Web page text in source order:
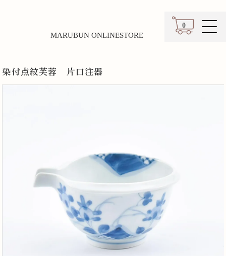
0
カート
MARUBUN ONLINESTORE
染付点紋芙蓉 片口注器